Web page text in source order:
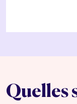
Quelles